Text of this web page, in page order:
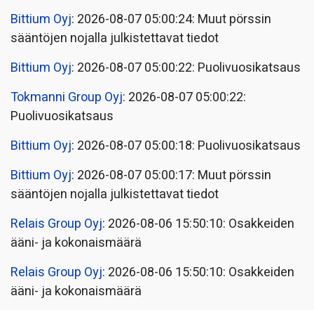
Bittium Oyj: 2026-08-07 05:00:24: Muut pörssin
sääntöjen nojalla julkistettavat tiedot
Bittium Oyj: 2026-08-07 05:00:22: Puolivuosikatsaus
Tokmanni Group Oyj: 2026-08-07 05:00:22:
Puolivuosikatsaus
Bittium Oyj: 2026-08-07 05:00:18: Puolivuosikatsaus
Bittium Oyj: 2026-08-07 05:00:17: Muut pörssin
sääntöjen nojalla julkistettavat tiedot
Relais Group Oyj: 2026-08-06 15:50:10: Osakkeiden
ääni- ja kokonaismäärä
Relais Group Oyj: 2026-08-06 15:50:10: Osakkeiden
ääni- ja kokonaismäärä